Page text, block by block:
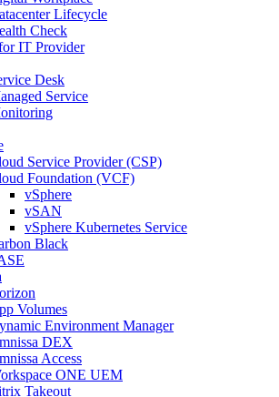
Lifecycle
Check
IT Provider
Desk
Service
Service Provider (CSP)
Foundation (VCF)
vSphere
vSAN
vSphere Kubernetes Service
Black
Volumes
Environment Manager
DEX
Access
ONE UEM
Takeout